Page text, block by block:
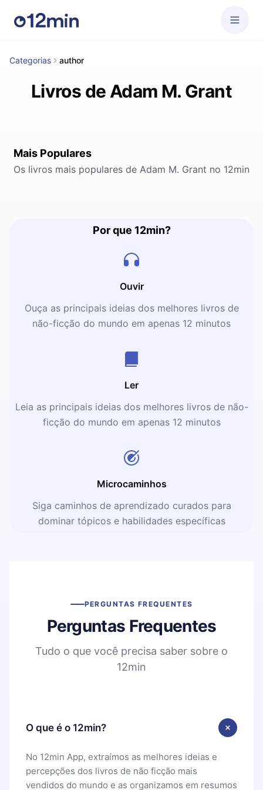
Categorias author
Livros de Adam M. Grant
Mais Populares
Os livros mais populares de Adam M. Grant no 12min
Por que 12min?
Ouvir
Ouça as principais ideias dos melhores livros de
não-ficção do mundo em apenas 12 minutos
Ler
Leia as principais ideias dos melhores livros de não-
ficção do mundo em apenas 12 minutos
Microcaminhos
Siga caminhos de aprendizado curados para
dominar tópicos e habilidades específicas
PERGUNTAS FREQUENTES
Perguntas Frequentes
Tudo o que você precisa saber sobre o
12min
O que é o 12min?
No 12min App, extraímos as melhores ideias e
percepções dos livros de não ficção mais
vendidos do mundo e as organizamos em resumos